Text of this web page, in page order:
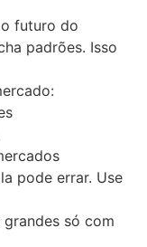
futuro do
padrões. Isso
pode errar. Use
só com